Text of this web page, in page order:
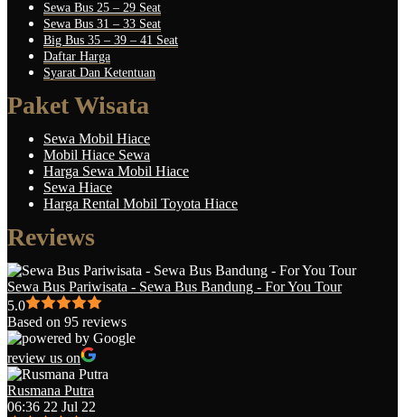
Sewa Bus 25 – 29 Seat
Sewa Bus 31 – 33 Seat
Big Bus 35 – 39 – 41 Seat
Daftar Harga
Syarat Dan Ketentuan
Paket Wisata
Sewa Mobil Hiace
Mobil Hiace Sewa
Harga Sewa Mobil Hiace
Sewa Hiace
Harga Rental Mobil Toyota Hiace
Reviews
Sewa Bus Pariwisata - Sewa Bus Bandung - For You Tour
5.0
Based on 95 reviews
review us on
Rusmana Putra
06:36 22 Jul 22